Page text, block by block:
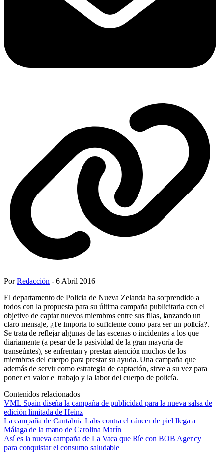
PorRedacción - 6 Abril 2016
El departamento de Policia de Nueva Zelanda ha sorprendido a
todos con la propuesta para su última campaña publicitaria con el
objetivo de captar nuevos miembros entre sus filas, lanzando un
claro mensaje, ¿Te importa lo suficiente como para ser un policía?.
Se trata de reflejar algunas de las escenas o incidentes a los que
diariamente (a pesar de la pasividad de la gran mayoría de
transeúntes), se enfrentan y prestan atención muchos de los
miembros del cuerpo para prestar su ayuda. Una campaña que
además de servir como estrategia de captación, sirve a su vez para
poner en valor el trabajo y la labor del cuerpo de policía.
Contenidos relacionados
VML Spain diseña la campaña de publicidad para la nueva salsa de
edición limitada de Heinz
La campaña de Cantabria Labs contra el cáncer de piel llega a
Málaga de la mano de Carolina Marín
Así es la nueva campaña de La Vaca que Ríe con BOB Agency
para conquistar el consumo saludable